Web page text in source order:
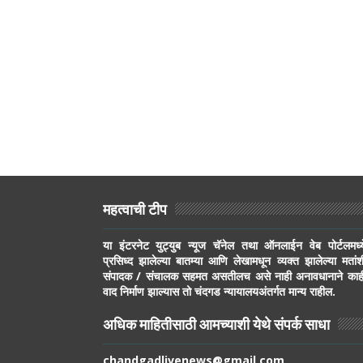
महत्वाची टीप
या इंटरनेट युट्युब न्यूज चॅनेल तथा ऑनलाईन वेब
प्रसिध्द झालेल्या बातम्या आणि लेखामधून व्यक्त झालेल्या
संपादक / संचालक सहमत असतीलच असे नाही अनावधानाने
वाद निर्माण झाल्यास तो चंदगड न्यायालयअंतर्गत मान्य राहील.
अधिक माहितीसाठी आमच्याशी येथे संपर्क साधा